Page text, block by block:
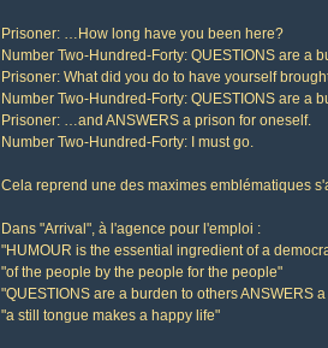
Prisoner: …How long have you been here?
Number Two-Hundred-Forty: QUESTIONS are a
Prisoner: What did you do to have yourself
Number Two-Hundred-Forty: QUESTIONS are a
Prisoner: …and ANSWERS a prison for oneself.
Number Two-Hundred-Forty: I must go.
Cela reprend une des maximes emblématiques
Dans "Arrival", à l'agence pour l'emploi :
"HUMOUR is the essential ingredient of a
"of the people by the people for the people"
"QUESTIONS are a burden to others ANSWERS
"a still tongue makes a happy life"